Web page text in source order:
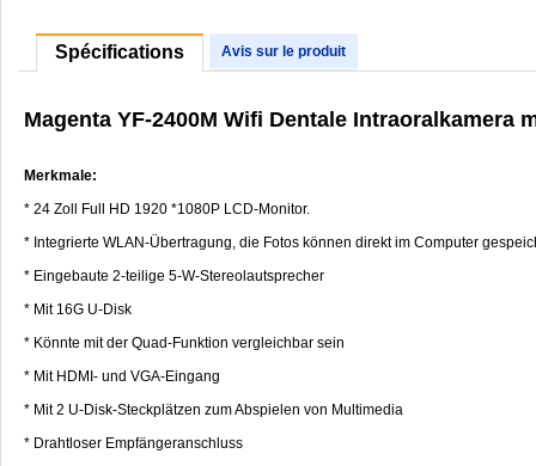
Spécifications Avis sur le produit
Magenta YF-2400M Wifi Dentale Intraoralkamera
Merkmale:
* 24 Zoll Full HD 1920 *1080P LCD-Monitor.
* Integrierte WLAN-Übertragung, die Fotos können direkt im Computer
* Eingebaute 2-teilige 5-W-Stereolautsprecher
* Mit 16G U-Disk
* Könnte mit der Quad-Funktion vergleichbar sein
* Mit HDMI- und VGA-Eingang
* Mit 2 U-Disk-Steckplätzen zum Abspielen von Multimedia
* Drahtloser Empfängeranschluss